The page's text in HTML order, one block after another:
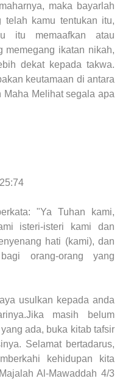
maka bayarlah
telah kamu tentukan itu,
itu memaafkan atau
memegang ikatan nikah,
dekat kepada takwa.
keutamaan di antara
Maha Melihat segala apa
"Ya Tuhan kami,
isteri-isteri kami dan
hati (kami), dan
orang-orang yang
usulkan kepada anda
masih belum
ada, buka kitab tafsir
Selamat bertadarus,
kehidupan kita
Majalah Al-Mawaddah 4/3